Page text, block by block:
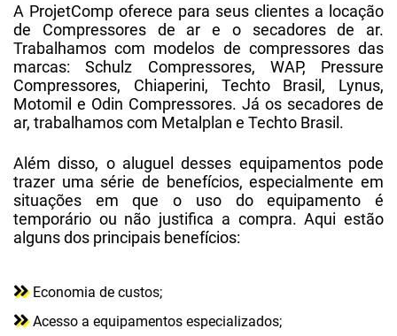
A ProjetComp oferece para seus clientes a locação
de Compressores de ar e o secadores de ar.
Trabalhamos com modelos de compressores das
marcas: Schulz Compressores, WAP, Pressure
Compressores, Chiaperini, Techto Brasil, Lynus,
Motomil e Odin Compressores. Já os secadores de
ar, trabalhamos com Metalplan e Techto Brasil.
Além disso, o aluguel desses equipamentos pode
trazer uma série de benefícios, especialmente em
situações em que o uso do equipamento é
temporário ou não justifica a compra. Aqui estão
alguns dos principais benefícios:
Economia de custos;
Acesso a equipamentos especializados;